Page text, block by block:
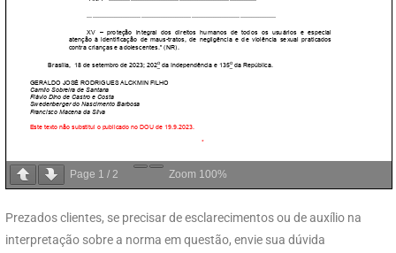
Page 1 / 2 Zoom 100%
Prezados clientes, se precisar de esclarecimentos ou de auxílio na
interpretação sobre a norma em questão, envie sua dúvida